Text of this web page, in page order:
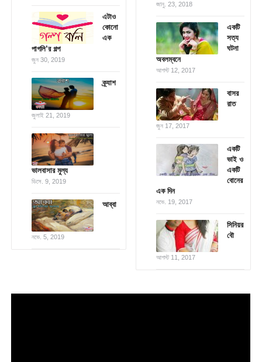
এটাও
কোনো
এক
পাগলি’র গল্প
জুন 30, 2019
ক্র্যাশ
জুলাই 21, 2019
ভালবাসার মুল্য
ডিসে. 9, 2019
আব্বা
নভে. 5, 2019
জানু. 23, 2018
একটি
সত্য
ঘটনা
অবলম্বনে
আগস্ট 12, 2017
বাসর
রাত
জুন 17, 2017
একটি
ভাই ও
একটি
বোনের
এক দিন
নভে. 19, 2017
সিনিয়র
বৌ
আগস্ট 11, 2017